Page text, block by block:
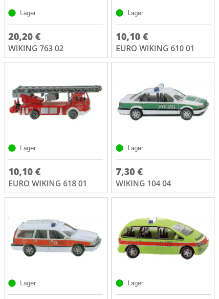
Lager
20,20 €
WIKING 763 02
Lager
10,10 €
EURO WIKING 610 01
Lager
10,10 €
EURO WIKING 618 01
Lager
7,30 €
WIKING 104 04
Lager Lager